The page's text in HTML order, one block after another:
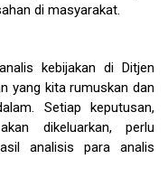
di masyarakat.
kebijakan di Ditjen
yang kita rumuskan dan
Setiap keputusan,
dikeluarkan, perlu
analisis para analis